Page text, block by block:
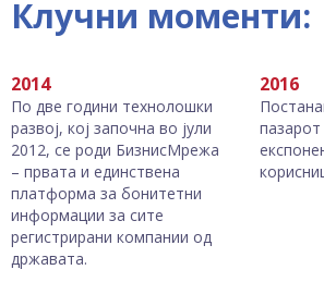
Клучни моменти:
2014
По две години технолошки
развој, кој започна во јули
2012, се роди БизнисМрежа
– првата и единствена
платформа за бонитетни
информации за сите
регистрирани компании од
државата.
2016
пазарот